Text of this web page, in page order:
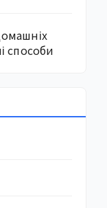
способи